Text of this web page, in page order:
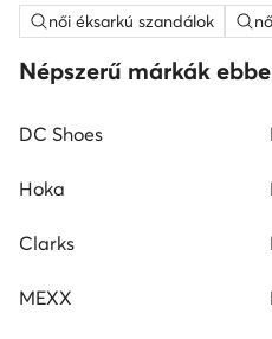
női éksarkú szandálok
Népszerű márkák
DC Shoes
Hoka
Clarks
MEXX